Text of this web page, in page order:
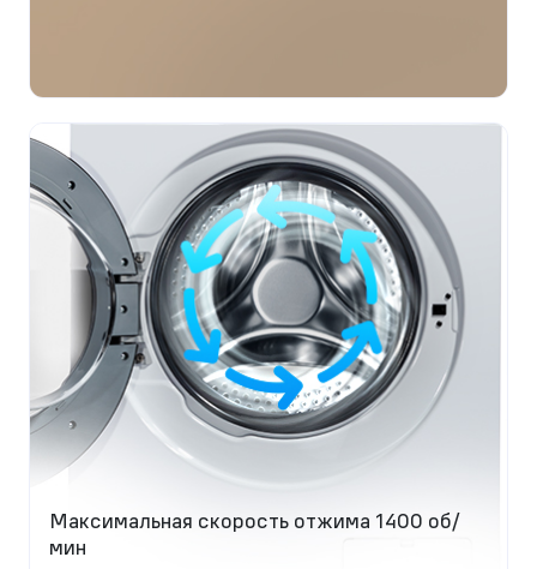
Максимальная скорость отжима 1400 об/
мин